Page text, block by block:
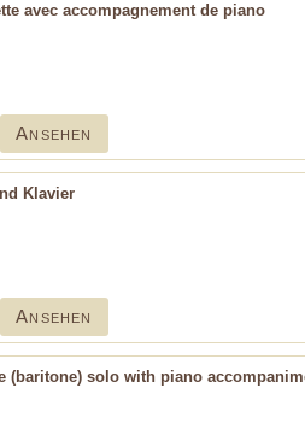
avec accompagnement de piano
Ansehen
Klavier
Ansehen
(baritone) solo with piano